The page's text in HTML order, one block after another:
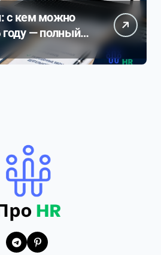
с кем можно
году — полный
и рисков